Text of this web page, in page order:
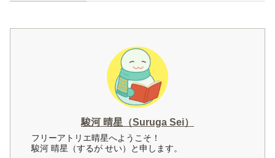
駿河 晴星（Suruga Sei）
フリーアトリエ晴星へようこそ！
駿河 晴星（するが せい）と申します。